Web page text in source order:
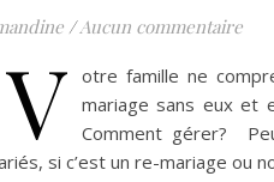
/Aucun commentaire
V otre famille ne
mariage sans eux et
Comment gérer?
si c’est un re-mariage ou